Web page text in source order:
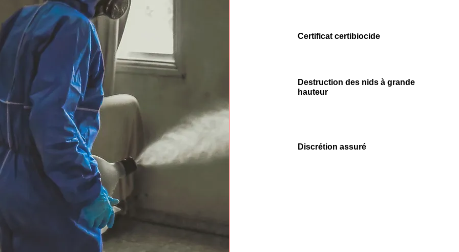
Certificat certibiocide
Destruction des nids à grande
hauteur
Discrétion assuré